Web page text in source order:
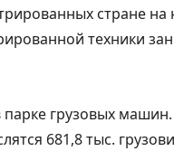
стране на
техники
грузовых
681,8 тыс.